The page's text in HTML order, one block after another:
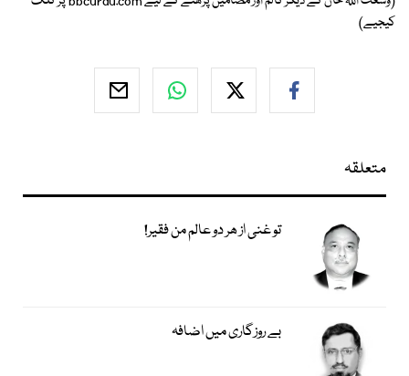
کیجیے)
متعلقہ
تو غنی از ھر دو عالم من فقیر!
بے روزگاری میں اضافہ